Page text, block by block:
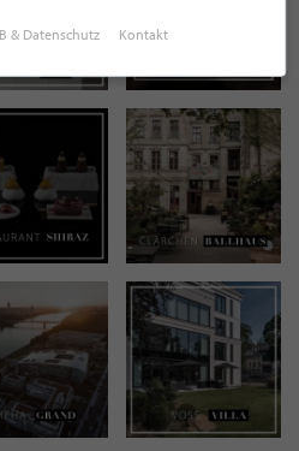
& Datenschutz Kontakt